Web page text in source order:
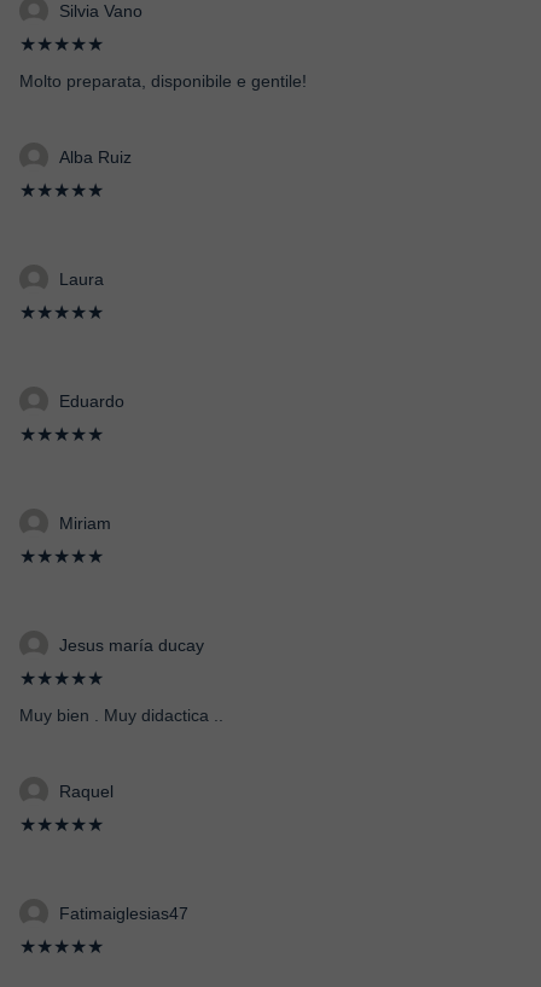
Silvia Vano
★★★★★
Molto preparata, disponibile e gentile!
Alba Ruiz
★★★★★
Laura
★★★★★
Eduardo
★★★★★
Miriam
★★★★★
Jesus maría ducay
★★★★★
Muy bien . Muy didactica ..
Raquel
★★★★★
Fatimaiglesias47
★★★★★